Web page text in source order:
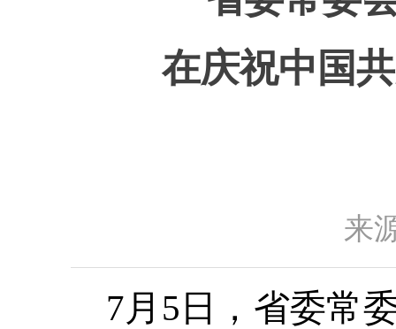
在庆祝中国
来
7月5日，省委常